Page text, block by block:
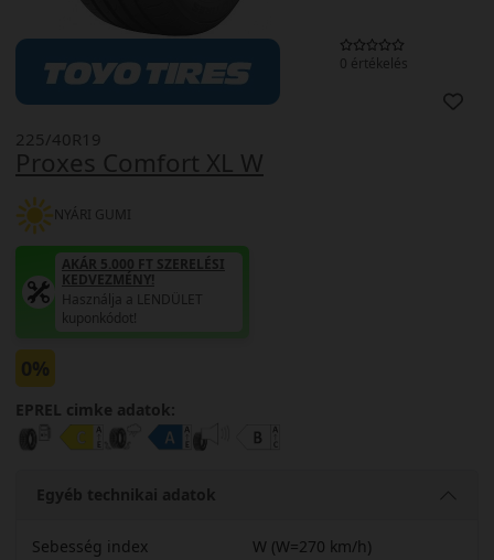
0 értékelés
Proxes Comfort XL W
225/40R19
NYÁRI GUMI
AKÁR 5.000 FT SZERELÉSI
KEDVEZMÉNY!
Használja a LENDÜLET
kuponkódot!
0%
EPREL cimke adatok:
Egyéb technikai adatok
Sebesség index
W (W=270 km/h)